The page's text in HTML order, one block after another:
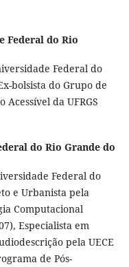
Federal do Rio
Federal do
bolsista do Grupo de
Acessível da UFRGS
do Rio Grande do
Federal do
e Urbanista pela
Computacional
Especialista em
pela UECE
de Pós-